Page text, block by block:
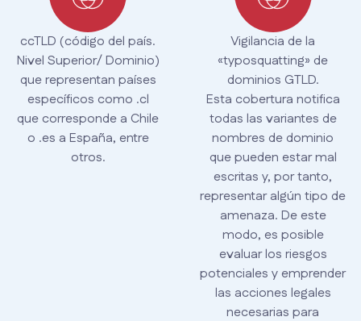
ccTLD (código del país.
Nivel Superior/ Dominio)
que representan países
específicos como .cl
que corresponde a Chile
o .es a España, entre
otros.
Vigilancia de la
«typosquatting» de
dominios GTLD.
Esta cobertura notifica
todas las variantes de
nombres de dominio
que pueden estar mal
escritas y, por tanto,
representar algún tipo de
amenaza. De este
modo, es posible
evaluar los riesgos
potenciales y emprender
las acciones legales
necesarias para